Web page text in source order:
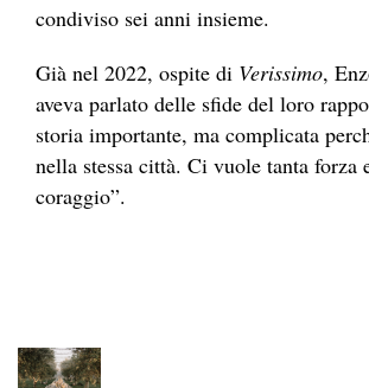
condiviso sei anni insieme.
Già nel 2022, ospite di Verissimo,
aveva parlato delle sfide del loro
storia importante, ma complicata
nella stessa città. Ci vuole tanta forza
coraggio”.